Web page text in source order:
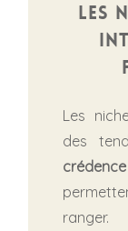
Les
Les
des
ranger.